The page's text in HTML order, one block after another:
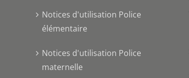
Notices d'utilisation Police
élémentaire
Notices d'utilisation Police
maternelle